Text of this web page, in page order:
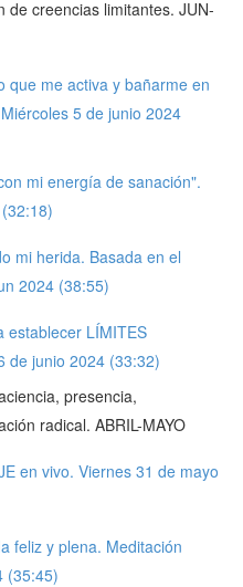
de creencias limitantes. JUN-
que me activa y bañarme en
5 de junio 2024
mi energía de sanación".
mi herida. Basada en el
2024 (38:55)
establecer LÍMITES
de junio 2024 (33:32)
presencia,
radical. ABRIL-MAYO
en vivo. Viernes 31 de mayo
feliz y plena. Meditación
(35:45)